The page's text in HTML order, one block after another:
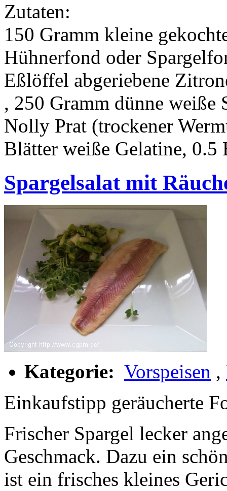
Zutaten:
150 Gramm kleine
Hühnerfond oder
Eßlöffel abgeriebene
, 250 Gramm dünne weiße
Nolly Prat (trockener
Blätter weiße Gelatine, 0.5
Spargelsalat mit
Kategorie: Vorspeisen ,
Einkaufstipp geräucherte
Frischer Spargel lecker
Geschmack. Dazu ein
ist ein frisches kleines